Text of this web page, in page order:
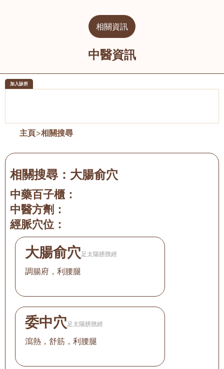
相關資訊
中醫資訊
加入診所
主頁>相關搜尋
相關搜尋： 大腸俞穴
中藥百子櫃：
中醫方劑：
經脈穴位：
大腸俞穴 足太陽膀胱經
調腸府，利腰腿
委中穴 足太陽膀胱經
瀉熱，舒筋，利腰腿